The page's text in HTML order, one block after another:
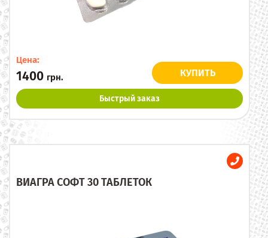
Цена:
1400 грн. КУПИТЬ
Быстрый заказ
ВИАГРА СОФТ 30 ТАБЛЕТОК